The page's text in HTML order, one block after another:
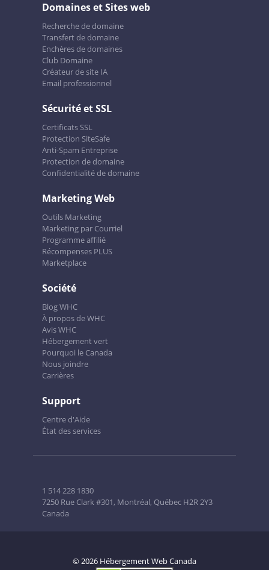
Domaines et Sites web
Recherche de domaine
Transfert de domaine
Enchères de domaines
Club Domaine
Créateur de site IA
Email professionnel
Sécurité et SSL
Certificats SSL
Protection SiteSafe
Anti-Spam Entreprise
Protection de domaine
Confidentialité de domaine
Marketing Web
Outils Marketing
Marketing par Courriel
Programme affilié
Récompenses PLUS
Marketplace
Société
Blog WHC
À propos de WHC
Avis WHC
Hébergement vert
Pourquoi le Canada
Nous joindre
Carrières
Support
Centre d'Aide
État des services
1 514 228 1830
7250 Rue Clark #301, Montréal, Québec H2R 2Y3
Canada
© 2026 Hébergement Web Canada